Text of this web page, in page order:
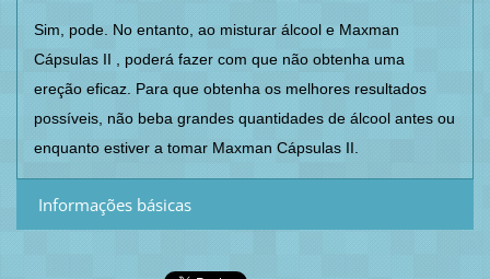
Sim, pode. No entanto, ao misturar álcool e Maxman
Cápsulas II , poderá fazer com que não obtenha uma
ereção eficaz. Para que obtenha os melhores resultados
possíveis, não beba grandes quantidades de álcool antes ou
enquanto estiver a tomar Maxman Cápsulas II.
Informações básicas